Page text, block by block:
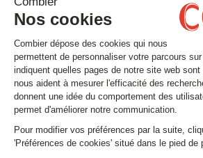
Inscrivez-vous à notre newsletter
Email